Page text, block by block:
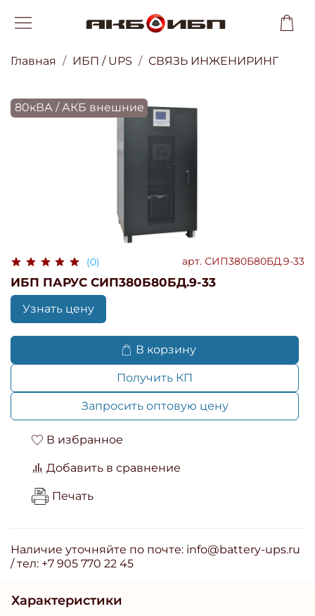
Главная ИБП / UPS СВЯЗЬ ИНЖЕНИРИНГ
80кВА / АКБ внешние
(0) арт. СИП380Б80БД.9-33
ИБП ПАРУС СИП380Б80БД.9-33
Узнать цену
В корзину
Получить КП
Запросить оптовую цену
В избранное
Добавить в сравнение
Печать
Наличие уточняйте по почте: info@battery-ups.ru
/ тел: +7 905 770 22 45
Характеристики